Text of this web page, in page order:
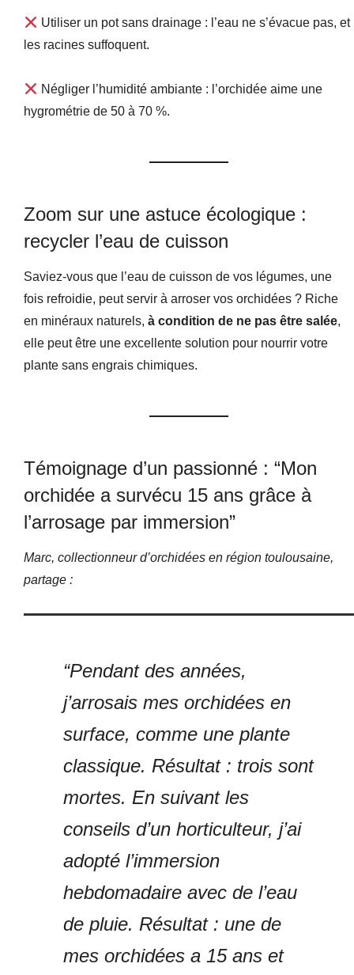
Utiliser un pot sans drainage : l’eau ne s’évacue pas, et
les racines suffoquent.
Négliger l’humidité ambiante : l’orchidée aime une
hygrométrie de 50 à 70 %.
Zoom sur une astuce écologique :
recycler l’eau de cuisson
Saviez-vous que l’eau de cuisson de vos légumes, une
fois refroidie, peut servir à arroser vos orchidées ? Riche
en minéraux naturels, à condition de ne pas être salée,
elle peut être une excellente solution pour nourrir votre
plante sans engrais chimiques.
Témoignage d’un passionné : “Mon
orchidée a survécu 15 ans grâce à
l’arrosage par immersion”
Marc, collectionneur d’orchidées en région toulousaine,
partage :
“Pendant des années,
j’arrosais mes orchidées en
surface, comme une plante
classique. Résultat : trois sont
mortes. En suivant les
conseils d’un horticulteur, j’ai
adopté l’immersion
hebdomadaire avec de l’eau
de pluie. Résultat : une de
mes orchidées a 15 ans et